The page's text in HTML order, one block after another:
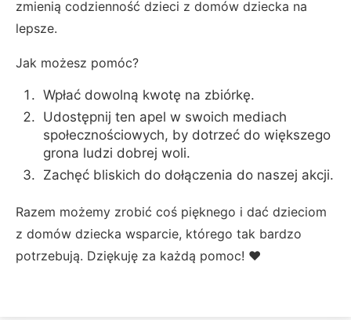
zmienią codzienność dzieci z domów dziecka na
lepsze.
Jak możesz pomóc?
Wpłać dowolną kwotę na zbiórkę.
Udostępnij ten apel w swoich mediach
społecznościowych, by dotrzeć do większego
grona ludzi dobrej woli.
Zachęć bliskich do dołączenia do naszej akcji.
Razem możemy zrobić coś pięknego i dać dzieciom
z domów dziecka wsparcie, którego tak bardzo
potrzebują. Dziękuję za każdą pomoc! ❤️